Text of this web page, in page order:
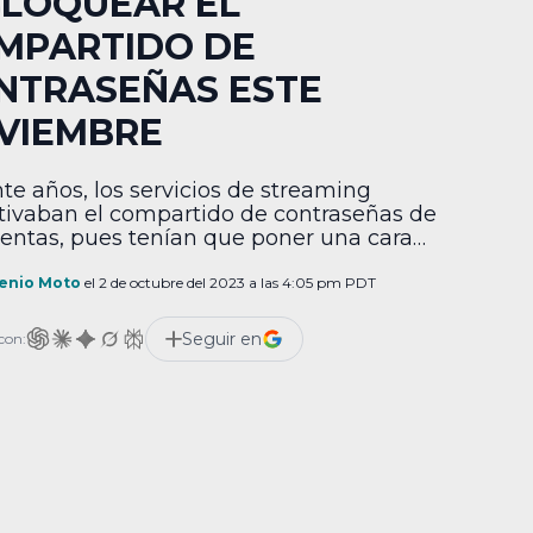
DE
ESTE
años, los servicios de streaming
el compartido de contraseñas de
pues tenían que poner una cara
todo acabó este año, cuando Netflix
de usuario vivieran bajo el mismo
o que pagaran extra. Y […]
Moto el 2 de octubre del 2023 a las 4:05 pm PDT
Seguir en